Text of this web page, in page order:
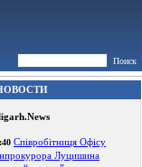
Поиск
Співробітниця Офісу
Луцишина